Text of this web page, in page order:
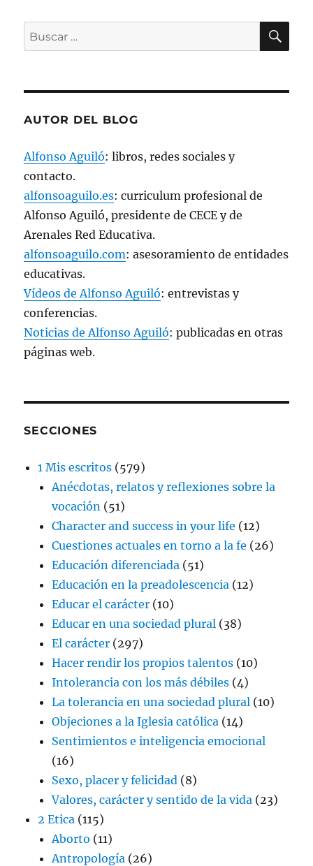
n
e
n
a
Buscar
por:
AUTOR DEL BLOG
Alfonso Aguiló: libros, redes sociales y
contacto.
alfonsoaguilo.es: curriculum profesional de
Alfonso Aguiló, presidente de CECE y de
Arenales Red Educativa.
alfonsoaguilo.com: asesoramiento de entidades
educativas.
Vídeos de Alfonso Aguiló: entrevistas y
conferencias.
Noticias de Alfonso Aguiló: publicadas en otras
páginas web.
SECCIONES
1 Mis escritos (579)
Anécdotas, relatos y reflexiones sobre la
vocación (51)
Character and success in your life (12)
Cuestiones actuales en torno a la fe (26)
Educación diferenciada (51)
Educación en la preadolescencia (12)
Educar el carácter (10)
Educar en una sociedad plural (38)
El carácter (297)
Hacer rendir los propios talentos (10)
Intolerancia con los más débiles (4)
La tolerancia en una sociedad plural (10)
Objeciones a la Iglesia católica (14)
Sentimientos e inteligencia emocional
(16)
Sexo, placer y felicidad (8)
Valores, carácter y sentido de la vida (23)
2 Etica (115)
Aborto (11)
Antropología (26)